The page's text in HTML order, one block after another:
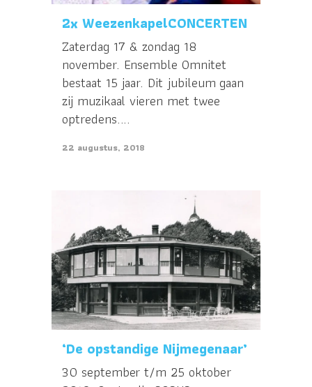
2x WeezenkapelCONCERTEN
Zaterdag 17 & zondag 18
november. Ensemble Omnitet
bestaat 15 jaar. Dit jubileum gaan
zij muzikaal vieren met twee
optredens....
22 augustus, 2018
‘De opstandige Nijmegenaar’
30 september t/m 25 oktober